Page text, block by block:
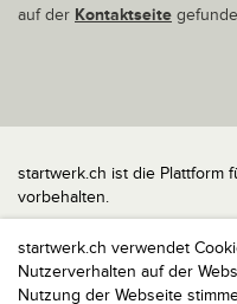
startwerk.ch verwendet
Nutzerverhalten auf der
Nutzung der Webseite
auf der Kontaktseite
startwerk.ch ist die Plattform
vorbehalten.
Impressum
Kontakt
nach oben